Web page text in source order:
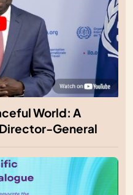
World: A
General